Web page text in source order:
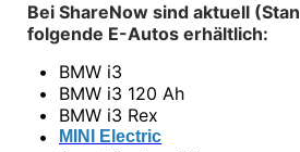
MINI Zubehör
MINI 3-Türer Zubehör
Transport & Gepäck
Exterieur
Interieur
Navigation Update
Kommunikation & Information
Bei ShareNow sind aktuell
folgende E-Autos erhältlich:
•
BMW i3
•
BMW i3 120 Ah
•
BMW i3 Rex
•
MINI Electric